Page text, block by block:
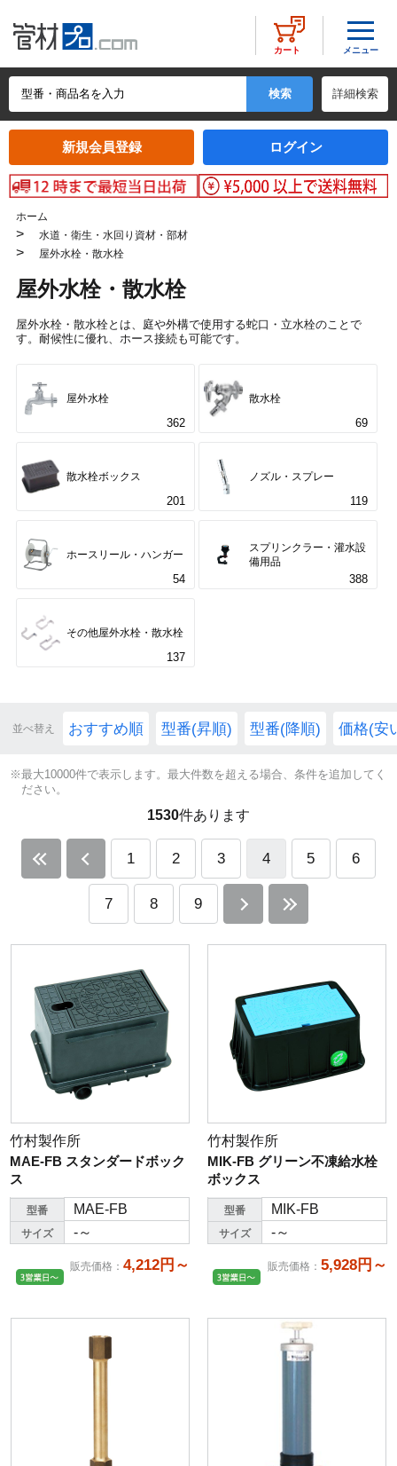
詳細検索
カート
新規会員登録 ログイン
メニュー
ホーム
> 水道・衛生・水回り資材・部材
> 屋外水栓・散水栓
屋外水栓・散水栓
屋外水栓・散水栓とは、庭や外構で使用する蛇口・立水栓のことで
す。耐候性に優れ、ホース接続も可能です。
屋外水栓
362
散水栓
69
散水栓ボックス
201
ノズル・スプレー
119
ホースリール・ハンガー
54
スプリンクラー・灌水設
備用品
388
その他屋外水栓・散水栓
137
並べ替え おすすめ順 型番(昇順) 型番(降順) 価格(安
※最大10000件で表示します。最大件数を超える場合、条件を追加してく
ださい。
1530件あります
1 2 3 4 5 6
7 8 9
竹村製作所
MAE-FB スタンダードボック
ス
型番 MAE-FB
サイズ -～
販売価格 ： 4,212円～
竹村製作所
MIK-FB グリーン不凍給水栓
ボックス
型番 MIK-FB
サイズ -～
販売価格 ： 5,928円～